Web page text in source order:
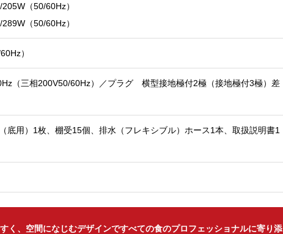
205W（50/60Hz）
289W（50/60Hz）
）
（三相200V50/60Hz）／プラグ 横型接地極付2極（接地極付3極）差
底用）1枚、棚受15個、排水（フレキシブル）ホース1本、取扱説明書1
く、空間になじむデザインですべての食のプロフェッショナルに寄り添